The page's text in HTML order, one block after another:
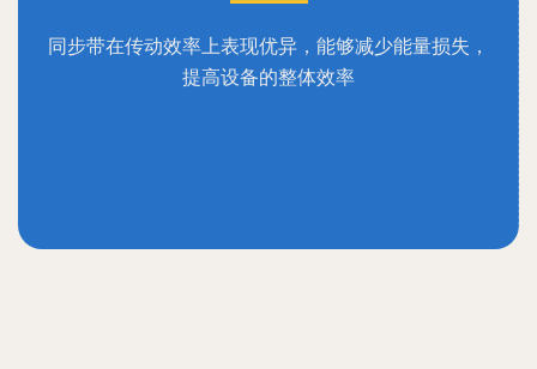
同步带在传动效率上表现优异，能够减少能量损失，
提高设备的整体效率